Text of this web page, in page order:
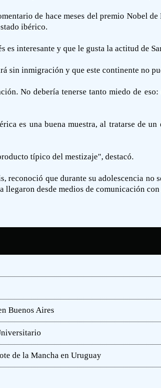
de hace meses del premio Nobel
ibérico.
es interesante y que le gusta la actitud de
sin inmigración y que este continente no
No debería tenerse tanto miedo de
es una buena muestra, al tratarse de
típico del mestizaje", destacó.
reconoció que durante su adolescencia
llegaron desde medios de comunicación
Buenos Aires
de la Mancha en Uruguay